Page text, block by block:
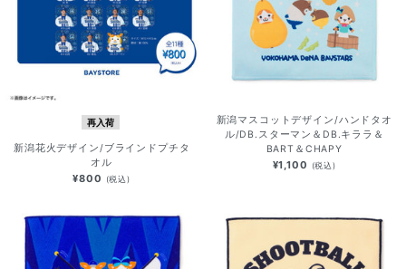
再入荷
新潟花火デザイン/ブラインドプチタ
オル
¥800 (税込)
新潟マスコットデザイン/ハンドタオ
ル/DB.スターマン＆DB.キララ＆
BART＆CHAPY
¥1,100 (税込)